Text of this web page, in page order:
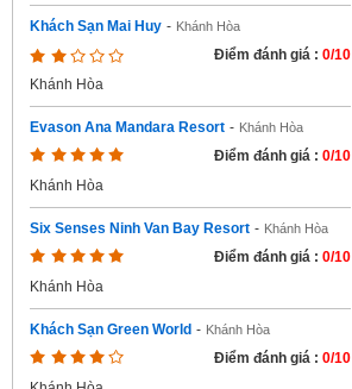
Khách Sạn Mai Huy - Khánh Hòa
Điểm đánh giá : 0/10
Khánh Hòa
Evason Ana Mandara Resort - Khánh Hòa
Điểm đánh giá : 0/10
Khánh Hòa
Six Senses Ninh Van Bay Resort - Khánh Hòa
Điểm đánh giá : 0/10
Khánh Hòa
Khách Sạn Green World - Khánh Hòa
Điểm đánh giá : 0/10